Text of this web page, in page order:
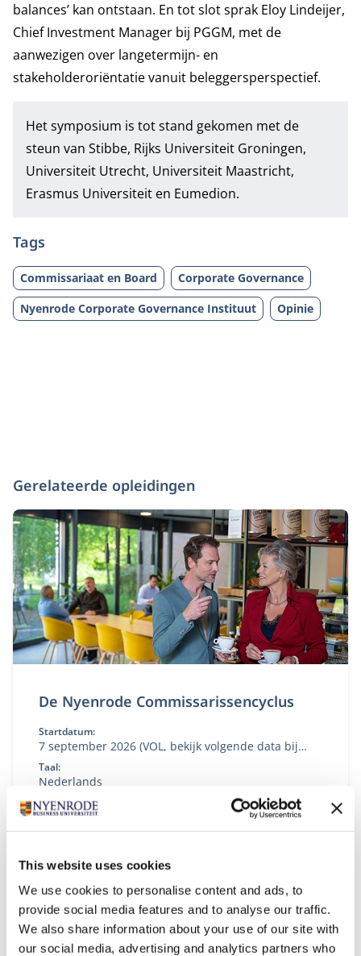
This website uses cookies
We use cookies to personalise content and ads, to
provide social media features and to analyse our traffic.
We also share information about your use of our site with
our social media, advertising and analytics partners who
balances’ kan ontstaan. En tot slot sprak Eloy Lindeijer,
Chief Investment Manager bij PGGM, met de
aanwezigen over langetermijn- en
stakeholderoriëntatie vanuit beleggersperspectief.
Het symposium is tot stand gekomen met de
steun van Stibbe, Rijks Universiteit Groningen,
Universiteit Utrecht, Universiteit Maastricht,
Erasmus Universiteit en Eumedion.
Tags
Commissariaat en Board
Corporate Governance
Nyenrode Corporate Governance Instituut
Opinie
Gerelateerde opleidingen
De Nyenrode Commissarissencyclus
Startdatum:
7 september 2026 (VOL, bekijk volgende data bij
'aanmelden')
Taal:
Nederlands
Locatie:
Breukelen
als commissaris of toezichthouder.